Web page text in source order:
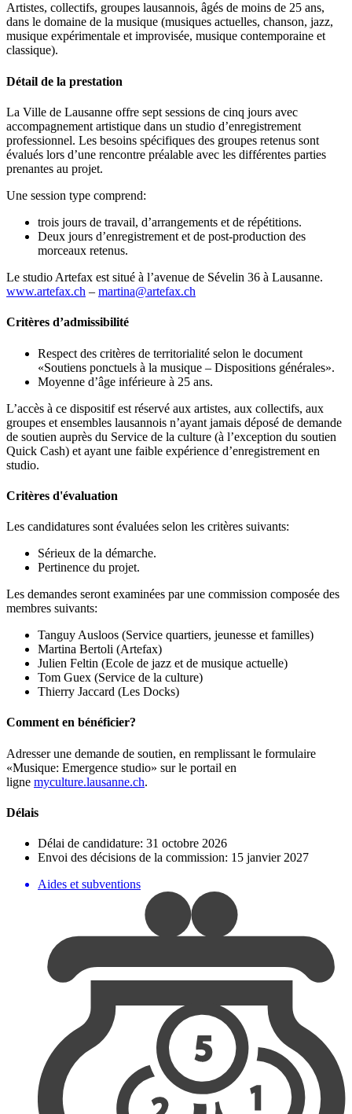
Artistes, collectifs, groupes lausannois, âgés de moins de 25 ans,
dans le domaine de la musique (musiques actuelles, chanson, jazz,
musique expérimentale et improvisée, musique contemporaine et
classique).
Détail de la prestation
La Ville de Lausanne offre sept sessions de cinq jours avec
accompagnement artistique dans un studio d’enregistrement
professionnel. Les besoins spécifiques des groupes retenus sont
évalués lors d’une rencontre préalable avec les différentes parties
prenantes au projet.
Une session type comprend:
trois jours de travail, d’arrangements et de répétitions.
Deux jours d’enregistrement et de post-production des
morceaux retenus.
Le studio Artefax est situé à l’avenue de Sévelin 36 à Lausanne.
www.artefax.ch – martina@artefax.ch
Critères d’admissibilité
Respect des critères de territorialité selon le document
«Soutiens ponctuels à la musique – Dispositions générales».
Moyenne d’âge inférieure à 25 ans.
L’accès à ce dispositif est réservé aux artistes, aux collectifs, aux
groupes et ensembles lausannois n’ayant jamais déposé de demande
de soutien auprès du Service de la culture (à l’exception du soutien
Quick Cash) et ayant une faible expérience d’enregistrement en
studio.
Critères d'évaluation
Les candidatures sont évaluées selon les critères suivants:
Sérieux de la démarche.
Pertinence du projet.
Les demandes seront examinées par une commission composée des
membres suivants:
Tanguy Ausloos (Service quartiers, jeunesse et familles)
Martina Bertoli (Artefax)
Julien Feltin (Ecole de jazz et de musique actuelle)
Tom Guex (Service de la culture)
Thierry Jaccard (Les Docks)
Comment en bénéficier?
Adresser une demande de soutien, en remplissant le formulaire
«Musique: Emergence studio» sur le portail en
ligne myculture.lausanne.ch.
Délais
Délai de candidature: 31 octobre 2026
Envoi des décisions de la commission: 15 janvier 2027
Aides et subventions